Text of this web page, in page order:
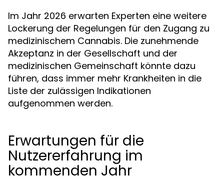
Im Jahr 2026 erwarten Experten eine weitere
Lockerung der Regelungen für den Zugang zu
medizinischem Cannabis. Die zunehmende
Akzeptanz in der Gesellschaft und der
medizinischen Gemeinschaft könnte dazu
führen, dass immer mehr Krankheiten in die
Liste der zulässigen Indikationen
aufgenommen werden.
Erwartungen für die
Nutzererfahrung im
kommenden Jahr